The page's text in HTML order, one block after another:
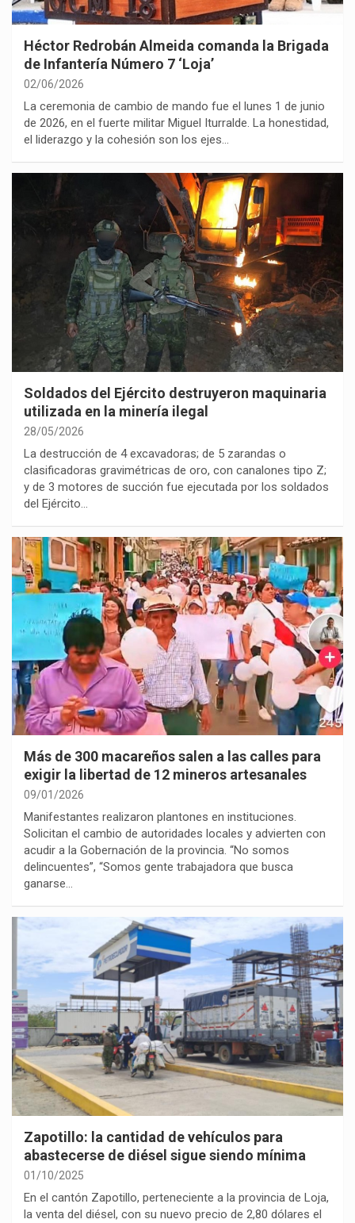
Héctor Redrobán Almeida comanda la Brigada
de Infantería Número 7 ‘Loja’
02/06/2026
La ceremonia de cambio de mando fue el lunes 1 de junio
de 2026, en el fuerte militar Miguel Iturralde. La honestidad,
el liderazgo y la cohesión son los ejes…
Soldados del Ejército destruyeron maquinaria
utilizada en la minería ilegal
28/05/2026
La destrucción de 4 excavadoras; de 5 zarandas o
clasificadoras gravimétricas de oro, con canalones tipo Z;
y de 3 motores de succión fue ejecutada por los soldados
del Ejército…
Más de 300 macareños salen a las calles para
exigir la libertad de 12 mineros artesanales
09/01/2026
Manifestantes realizaron plantones en instituciones.
Solicitan el cambio de autoridades locales y advierten con
acudir a la Gobernación de la provincia. “No somos
delincuentes”, “Somos gente trabajadora que busca
ganarse…
Zapotillo: la cantidad de vehículos para
abastecerse de diésel sigue siendo mínima
01/10/2025
En el cantón Zapotillo, perteneciente a la provincia de Loja,
la venta del diésel, con su nuevo precio de 2,80 dólares el